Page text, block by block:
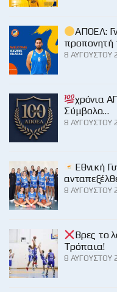
ΑΠΟΕΛ:
προπονητή
8 ΑΥΓΟΎΣΤΟΥ
χρόνια
Σύμβολο…
8 ΑΥΓΟΎΣΤΟΥ
Εθνική
8 ΑΥΓΟΎΣΤΟΥ
Βρες το
Τρόπαια!
8 ΑΥΓΟΎΣΤΟΥ